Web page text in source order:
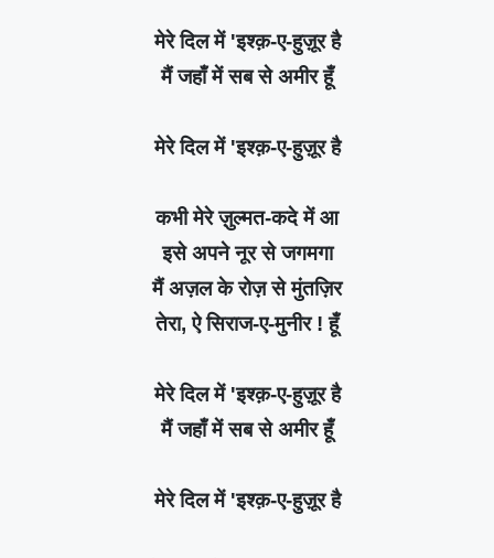
मेरे दिल में 'इश्क़-ए-हुज़ूर है
मैं जहाँ में सब से अमीर हूँ
मेरे दिल में 'इश्क़-ए-हुज़ूर है
कभी मेरे ज़ुल्मत-कदे में आ
इसे अपने नूर से जगमगा
मैं अज़ल के रोज़ से मुंतज़िर
तेरा, ऐ सिराज-ए-मुनीर ! हूँ
मेरे दिल में 'इश्क़-ए-हुज़ूर है
मैं जहाँ में सब से अमीर हूँ
मेरे दिल में 'इश्क़-ए-हुज़ूर है